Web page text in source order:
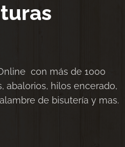
con más de 1000
abalorios, hilos encerado,
de bisutería y mas.